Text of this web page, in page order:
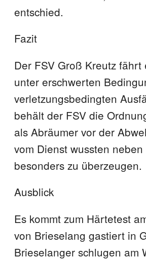
entschied.
Fazit
Der FSV Groß Kreutz
unter erschwerten
verletzungsbedingten
behält der FSV die
als Abräumer vor der
vom Dienst wussten
besonders zu überzeugen.
Ausblick
Es kommt zum Härtetest
von Brieselang gastiert in
Brieselanger schlugen am